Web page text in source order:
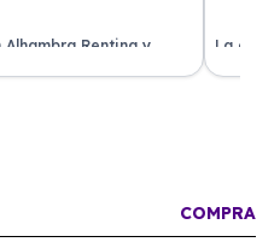
Renting y
sido transparente y sin
La
COMPRA